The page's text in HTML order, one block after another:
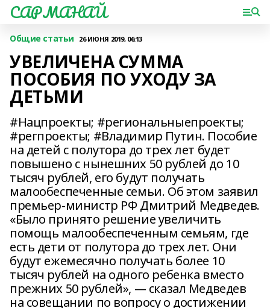
САРМАНАЙ
Общие статьи 26 ИЮНЯ 2019, 06:13
УВЕЛИЧЕНА СУММА
ПОСОБИЯ ПО УХОДУ ЗА
ДЕТЬМИ
#Нацпроекты; #региональныепроекты;
#регпроекты; #Владимир Путин. Пособие
на детей с полутора до трех лет будет
повышено с нынешних 50 рублей до 10
тысяч рублей, его будут получать
малообеспеченные семьи. Об этом заявил
премьер-министр РФ Дмитрий Медведев.
«Было принято решение увеличить
помощь малообеспеченным семьям, где
есть дети от полутора до трех лет. Они
будут ежемесячно получать более 10
тысяч рублей на одного ребенка вместо
прежних 50 рублей», — сказал Медведев
на совещании по вопросу о достижении